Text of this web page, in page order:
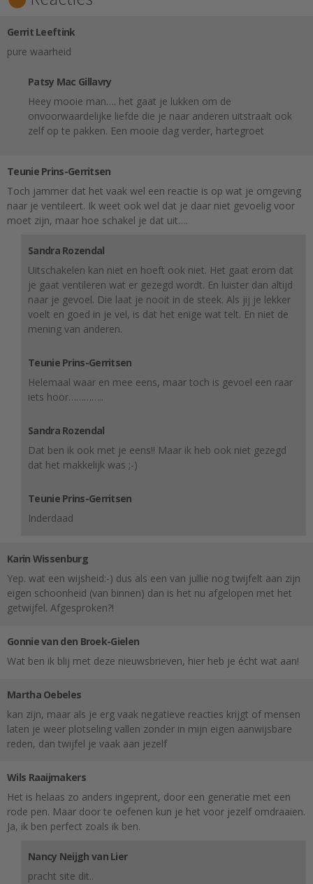
Gerrit Leeftink
pure waarheid
Patsy Mac Gillavry
Heey mooie man…. het gaat je lukken om de
onvoorwaardelijke liefde die je naar anderen uitstraalt ook
zelf op te pakken. Een mooie dag verder, hartegroet
Teunie Prins-Gerritsen
Toch jammer dat het vaak wel een reactie is op wat je omgeving
naar je ventileert. Ik weet ook wel dat je daar niet gevoelig voor
moet zijn, maar hoe schakel je dat uit….
Sandra Rozendal
Uitschakelen kan niet en hoeft ook niet. Het gaat erom dat
je gaat ventileren wat er gezegd wordt. En luister dan altijd
naar je gevoel. Die laat je nooit in de steek. Als jij je lekker
voelt en goed in je vel, is dat het enige wat telt. En niet de
mening van anderen.
Teunie Prins-Gerritsen
Helemaal waar en mee eens, maar toch is gevoel een raar
iets hoor…………..
Sandra Rozendal
Dat ben ik ook met je eens!! Maar ik heb ook niet gezegd
dat het makkelijk was ;-)
Teunie Prins-Gerritsen
Inderdaad
Karin Wissenburg
Yep. wat een wijsheid:-) dus als een van jullie nog twijfelt aan zijn
eigen schoonheid (van binnen) dan is het nu afgelopen met het
getwijfel. Afgesproken?!
Gonnie van den Broek-Gielen
Wat ben ik blij met deze nieuwsbrieven, hier heb je écht wat aan!
Martha Oebeles
kan zijn, maar als je erg vaak negatieve reacties krijgt of mensen
laten je weer plotseling vallen zonder in mijn eigen aanwijsbare
reden, dan twijfel je vaak aan jezelf
Wils Raaijmakers
Het is helaas zo anders ingeprent, door een generatie met een
rode pen. Maar door te oefenen kun je het voor jezelf omdraaien.
Ja, ik ben perfect zoals ik ben.
Nancy Neijgh van Lier
pracht site dit..